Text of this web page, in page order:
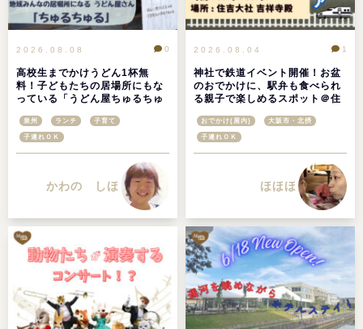
2026.08.08
高校生までかけうどん1杯無
料！子どもたちの居場所にもな
っている「うどん屋ちゅるちゅ
0
泉州 ランチ 子育て
子連れＯＫ
かわの しほ
2026.08.04
神社で鉄道イベント開催！お盆
のおでかけに、駅弁も食べられ
る親子で楽しめるスポット＠住
1
おでかけ(屋内) 大阪市・北摂
子連れＯＫ
ほほほ